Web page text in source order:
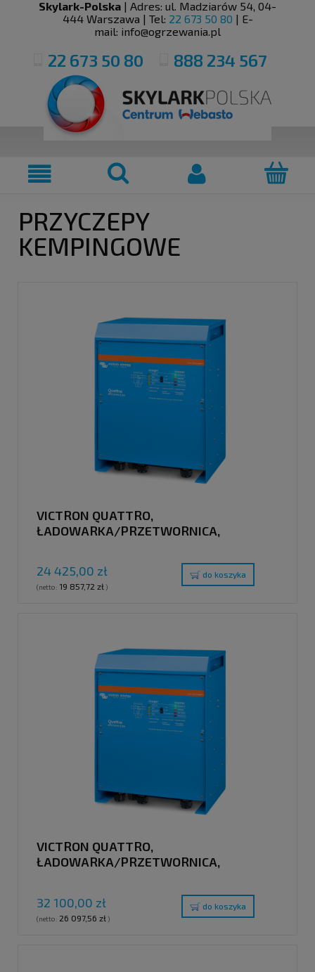
Skylark-Polska | Adres: ul. Madziarów 54, 04-
444 Warszawa | Tel: 22 673 50 80 | E-
mail: info@ogrzewania.pl
22 673 50 80 888 234 567
PRZYCZEPY
KEMPINGOWE
VICTRON QUATTRO,
ŁADOWARKA/PRZETWORNICA,
24 425,00 zł
(netto: 19 857,72 zł)
do koszyka
VICTRON QUATTRO,
ŁADOWARKA/PRZETWORNICA,
32 100,00 zł
(netto: 26 097,56 zł)
do koszyka